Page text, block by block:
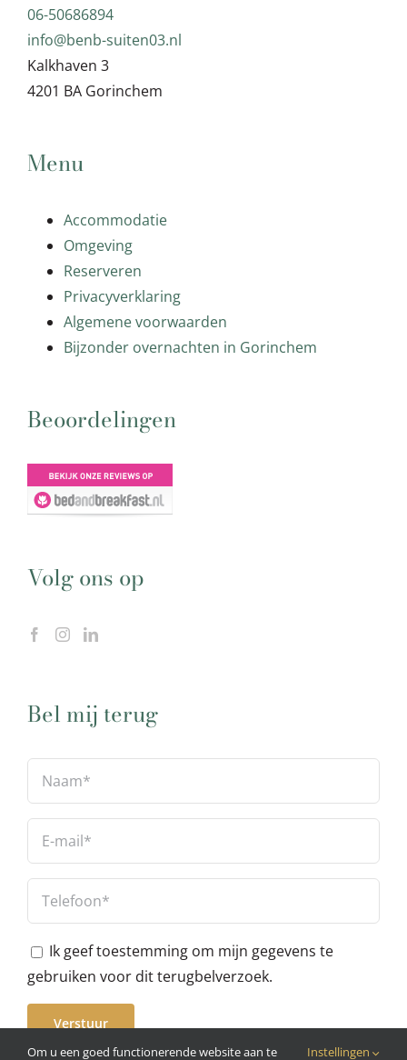
06-50686894
info@benb-suiten03.nl
Kalkhaven 3
4201 BA Gorinchem
Menu
Accommodatie
Omgeving
Reserveren
Privacyverklaring
Algemene voorwaarden
Bijzonder overnachten in Gorinchem
Beoordelingen
Volg ons op
Bel mij terug
Ik geef toestemming om mijn gegevens te
gebruiken voor dit terugbelverzoek.
Om u een goed functionerende website aan te Instellingen